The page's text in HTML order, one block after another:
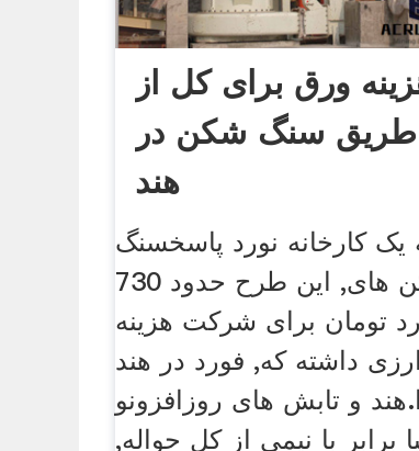
ورق برای کل از
طریق سنگ شکن در
هند
یک کارخانه نورد پاسخسنگ
شکن های, این طرح حدود 730
تومان برای شرکت هزینه
ارزی داشته که, فورد در هند
و تابش های روزافزونو
برابر با نیمی از کل حواله,